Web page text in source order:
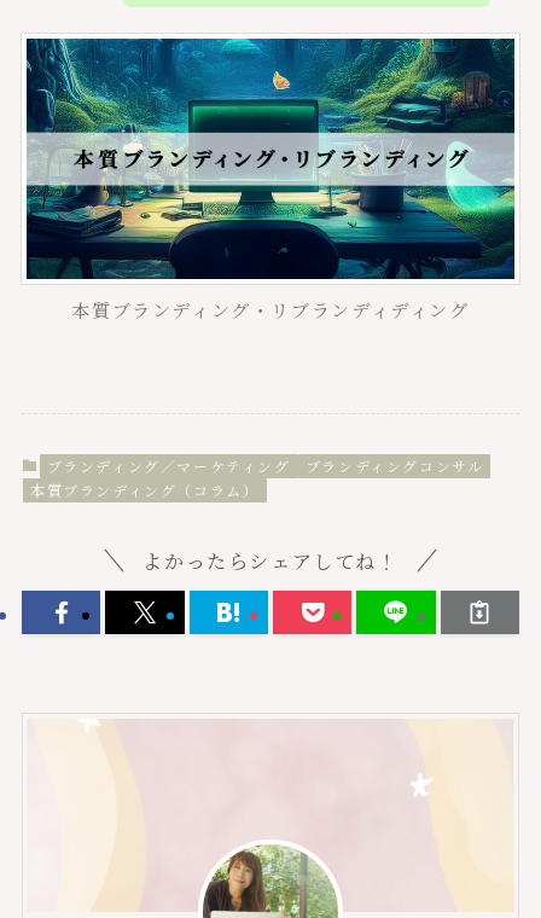
本質ブランディング・リブランディディング
ブランディング／マーケティング
ブランディングコンサル
本質ブランディング（コラム）
よかったらシェアしてね！